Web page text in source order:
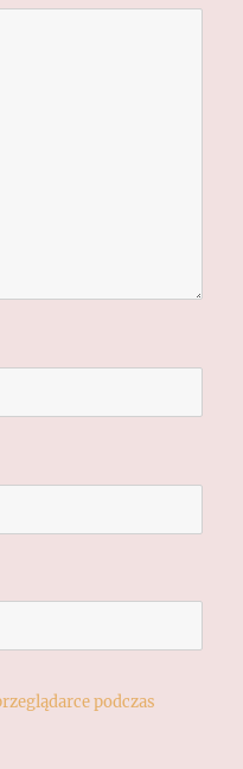
podczas